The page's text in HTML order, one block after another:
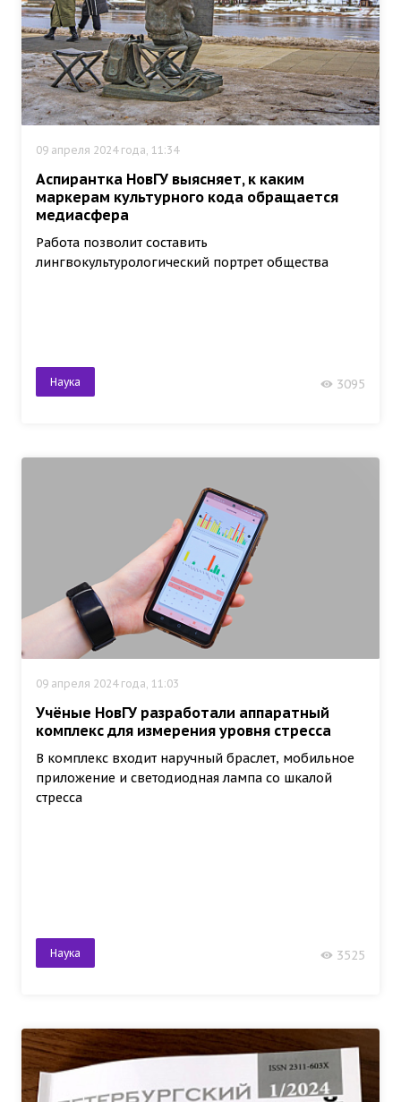
09 апреля 2024 года, 11:34
Аспирантка НовГУ выясняет, к каким
маркерам культурного кода обращается
медиасфера
Работа позволит составить
лингвокультурологический портрет общества
Наука 3095
09 апреля 2024 года, 11:03
Учёные НовГУ разработали аппаратный
комплекс для измерения уровня стресса
В комплекс входит наручный браслет, мобильное
приложение и светодиодная лампа со шкалой
стресса
Наука 3525